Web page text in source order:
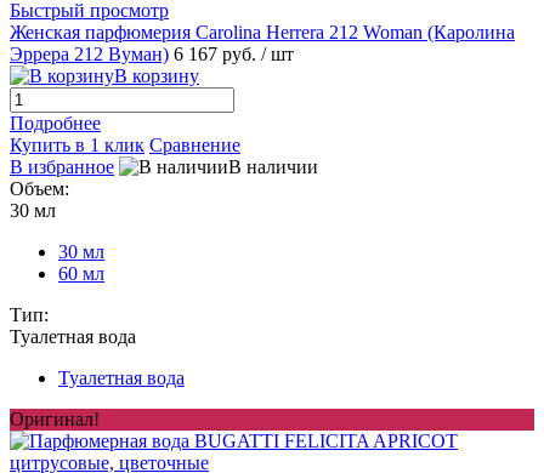
Быстрый просмотр
Женская парфюмерия Carolina Herrera 212 Woman (Каролина
Эррера 212 Вуман) 6 167 руб. / шт
В корзину
Подробнее
Купить в 1 клик Сравнение
В избранное
В наличии
Объем:
30 мл
30 мл
60 мл
Тип:
Туалетная вода
Туалетная вода
Оригинал!